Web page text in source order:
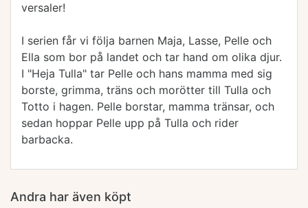
versaler!
I serien får vi följa barnen Maja, Lasse, Pelle och
Ella som bor på landet och tar hand om olika djur.
I "Heja Tulla" tar Pelle och hans mamma med sig
borste, grimma, träns och morötter till Tulla och
Totto i hagen. Pelle borstar, mamma tränsar, och
sedan hoppar Pelle upp på Tulla och rider
barbacka.
Andra har även köpt